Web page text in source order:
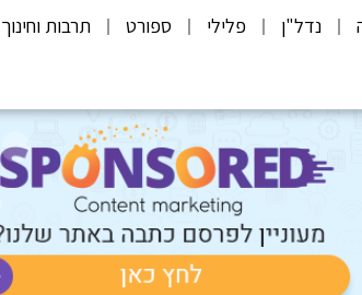
נדל"ן פלילי ספורט תרבות וחינוך